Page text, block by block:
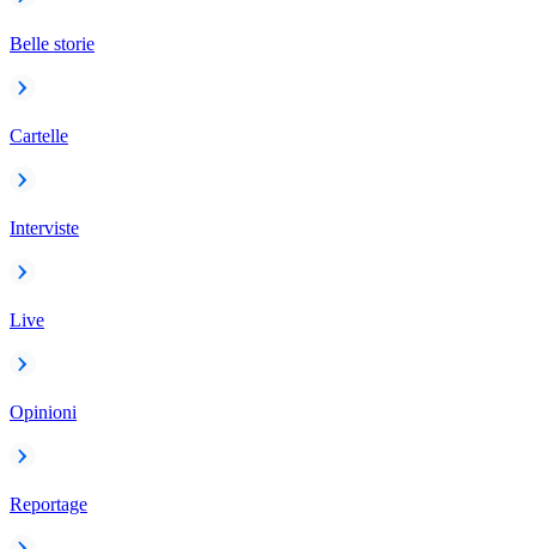
Belle storie
Cartelle
Interviste
Live
Opinioni
Reportage